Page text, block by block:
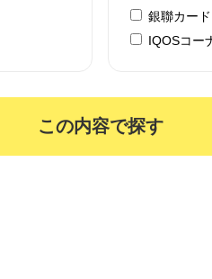
銀聯カード
IQOSコー